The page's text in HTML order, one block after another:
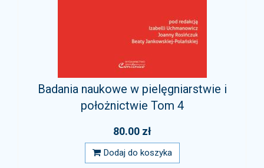
Badania naukowe w pielęgniarstwie i
położnictwie Tom 4
80.00 zł
Dodaj do koszyka